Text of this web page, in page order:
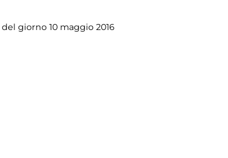
giorno 10 maggio 2016